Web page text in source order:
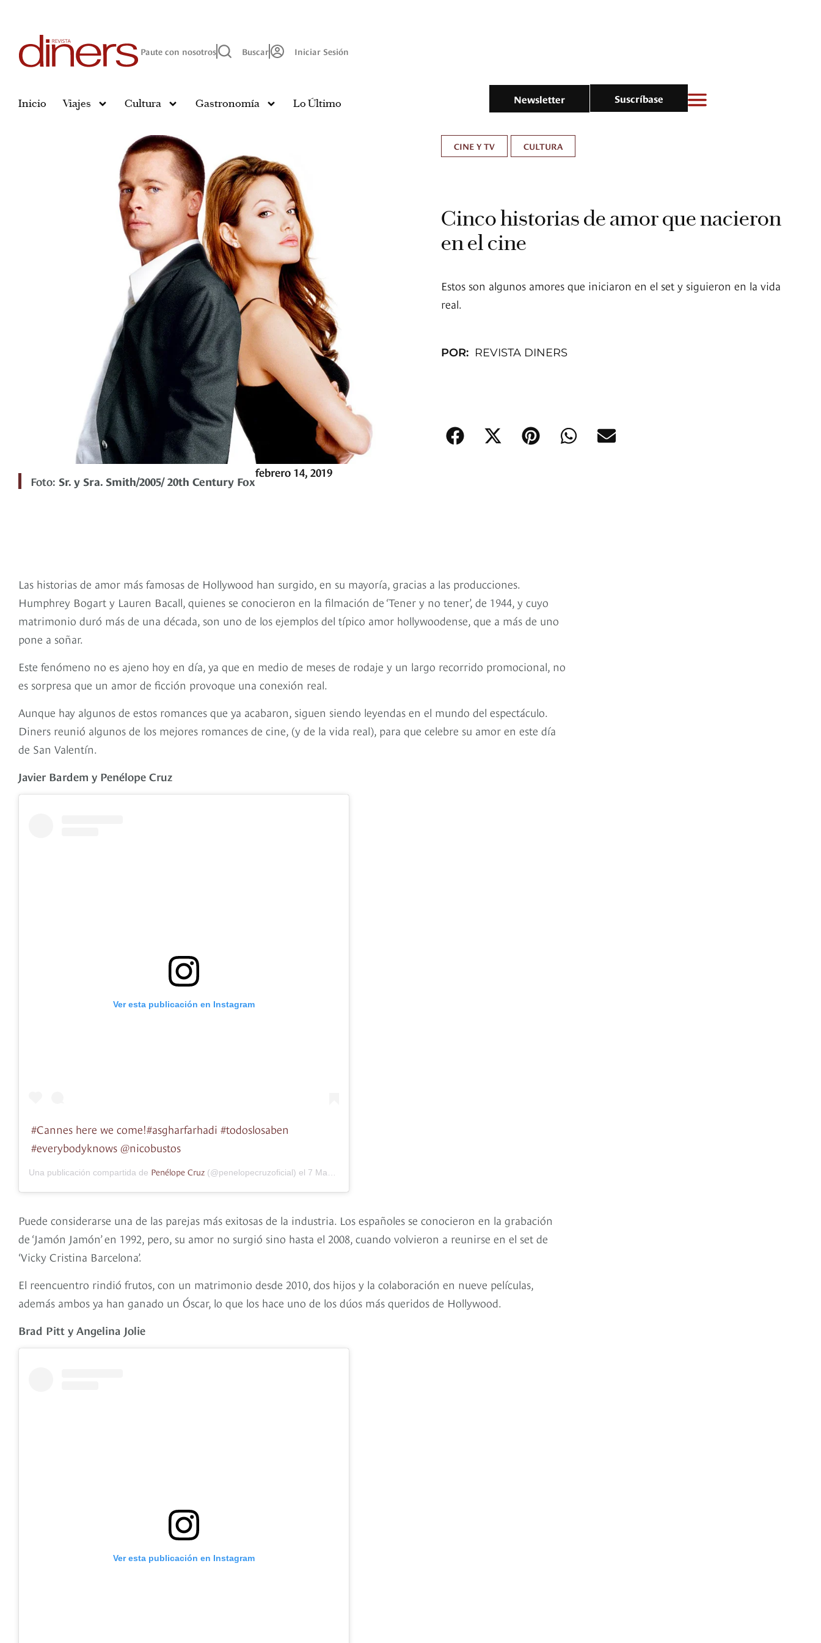
Paute con nosotros Buscar Iniciar Sesión
Inicio Viajes Cultura Gastronomía Lo Último Newsletter Suscríbase
Foto: Sr. y Sra. Smith/2005/ 20th Century Fox
febrero 14, 2019
CINE Y TV CULTURA
Cinco historias de amor que nacieron
en el cine
Estos son algunos amores que iniciaron en el set y siguieron en la vida
real.
POR: REVISTA DINERS
Las historias de amor más famosas de Hollywood han surgido, en su mayoría, gracias a las producciones.
Humphrey Bogart y Lauren Bacall, quienes se conocieron en la filmación de ‘Tener y no tener’, de 1944, y cuyo
matrimonio duró más de una década, son uno de los ejemplos del típico amor hollywoodense, que a más de uno
pone a soñar.
Este fenómeno no es ajeno hoy en día, ya que en medio de meses de rodaje y un largo recorrido promocional, no
es sorpresa que un amor de ficción provoque una conexión real.
Aunque hay algunos de estos romances que ya acabaron, siguen siendo leyendas en el mundo del espectáculo.
Diners reunió algunos de los mejores romances de cine, (y de la vida real), para que celebre su amor en este día
de San Valentín.
Javier Bardem y Penélope Cruz
Ver esta publicación en Instagram
#Cannes here we come!#asgharfarhadi #todoslosaben
#everybodyknows @nicobustos
Una publicación compartida de Penélope Cruz (@penelopecruzoficial) el 7 May, 2018 a las 1:40 PDT
Puede considerarse una de las parejas más exitosas de la industria. Los españoles se conocieron en la grabación
de ‘Jamón Jamón’ en 1992, pero, su amor no surgió sino hasta el 2008, cuando volvieron a reunirse en el set de
‘Vicky Cristina Barcelona’.
El reencuentro rindió frutos, con un matrimonio desde 2010, dos hijos y la colaboración en nueve películas,
además ambos ya han ganado un Óscar, lo que los hace uno de los dúos más queridos de Hollywood.
Brad Pitt y Angelina Jolie
Ver esta publicación en Instagram